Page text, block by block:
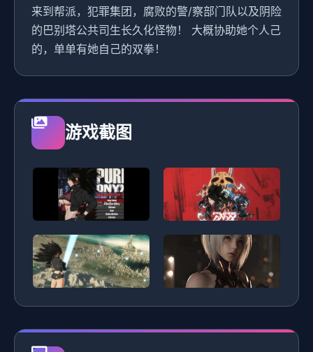
来到帮派，犯罪集团，腐败的警/察部门队以及阴险
的巴别塔公共司生长久化怪物！ 大概协助她个人己
的，单单有她自己的双拳！
游戏截图